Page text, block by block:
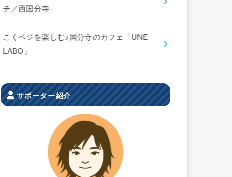
チ／西国分寺
こくベジを楽しむ♪国分寺のカフェ「UNE
LABO」
サポーター紹介